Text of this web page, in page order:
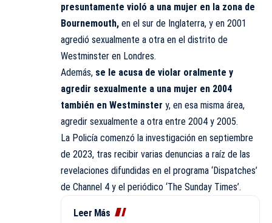
presuntamente violó a una mujer en la zona de
Bournemouth, en el sur de Inglaterra, y en 2001
agredió sexualmente a otra en el distrito de
Westminster en Londres.
Además, se le acusa de violar oralmente y
agredir sexualmente a una mujer en 2004
también en Westminster y, en esa misma área,
agredir sexualmente a otra entre 2004 y 2005.
La Policía comenzó la investigación en septiembre
de 2023, tras recibir varias denuncias a raíz de las
revelaciones difundidas en el programa ‘Dispatches’
de Channel 4 y el periódico ‘The Sunday Times’.
Leer Más